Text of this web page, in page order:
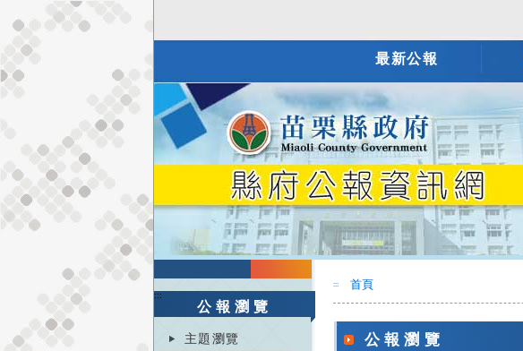
最新公報
:::
公報瀏覽
主題瀏覽
::: 首頁
公報瀏覽